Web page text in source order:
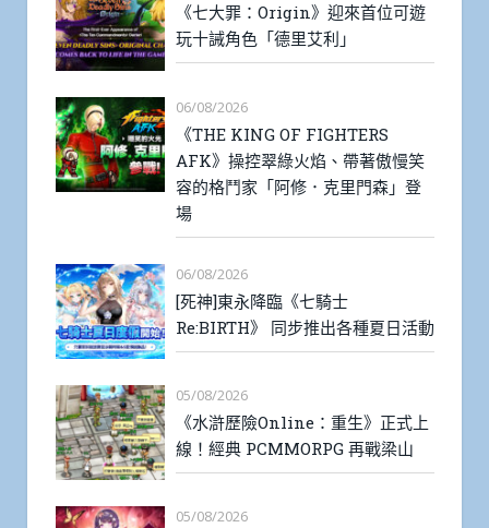
《七大罪：Origin》迎來首位可遊
玩十誡角色「德里艾利」
06/08/2026
《THE KING OF FIGHTERS
AFK》操控翠綠火焰、帶著傲慢笑
容的格鬥家「阿修．克里門森」登
場
06/08/2026
[死神]東永降臨《七騎士
Re:BIRTH》 同步推出各種夏日活動
05/08/2026
《水滸歷險Online：重生》正式上
線！經典 PCMMORPG 再戰梁山
05/08/2026